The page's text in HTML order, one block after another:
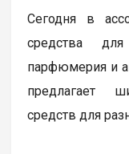
Сегодня в
средства
парфюмерия и
предлагает
средств для